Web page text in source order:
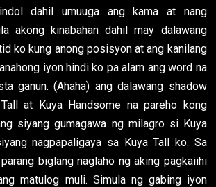
dahil umuuga ang kama at nang
akong kinabahan dahil may dalawang
ko kung anong posisyon at ang kanilang
iyon hindi ko pa alam ang word na
ganun. (Ahaha) ang dalawang shadow
at Kuya Handsome na pareho kong
siyang gumagawa ng milagro si Kuya
nagpapaligaya sa Kuya Tall ko. Sa
biglang naglaho ng aking pagkaiihi
matulog muli. Simula ng gabing iyon